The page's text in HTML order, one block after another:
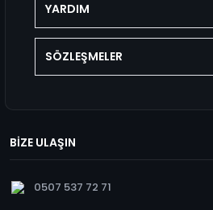
YARDIM
SÖZLEŞMELER
BİZE ULAŞIN
0507 537 72 71